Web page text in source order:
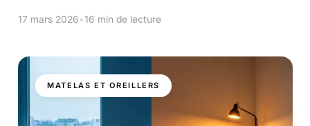
comme en […]
17 mars 2026•16 min de lecture
MATELAS ET OREILLERS